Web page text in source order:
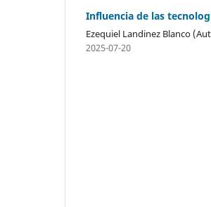
Influencia de las
Ezequiel Landinez Blanco
2025-07-20